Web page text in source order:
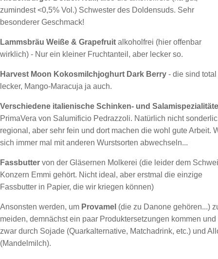
zumindest <0,5% Vol.) Schwester des Doldensuds. Sehr
besonderer Geschmack!
Lammsbräu Weiße & Grapefruit alkoholfrei (hier offenbar
wirklich) - Nur ein kleiner Fruchtanteil, aber lecker so.
Harvest Moon Kokosmilchjoghurt Dark Berry - die sind total
lecker, Mango-Maracuja ja auch.
Verschiedene italienische Schinken- und
PrimaVera von Salumificio Pedrazzoli. Natürlich nicht
regional, aber sehr fein und dort machen die wohl gute Arbeit.
sich immer mal mit anderen Wurstsorten abwechseln...
Fassbutter von der Gläsernen Molkerei (die leider dem
Konzern Emmi gehört. Nicht ideal, aber erstmal die einzige
Fassbutter in Papier, die wir kriegen können)
Ansonsten werden, um Provamel (die zu Danone gehören...)
meiden, demnächst ein paar Produktersetzungen kommen und
zwar durch Sojade (Quarkalternative, Matchadrink, etc.) und
(Mandelmilch).